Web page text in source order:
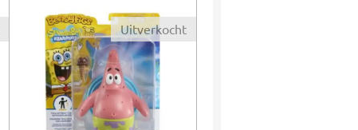
Uitverkocht